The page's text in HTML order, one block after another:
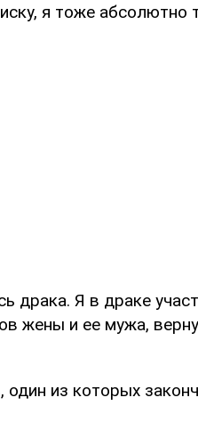
я тоже абсолютно
драка. Я в драке
жены и ее мужа,
один из которых